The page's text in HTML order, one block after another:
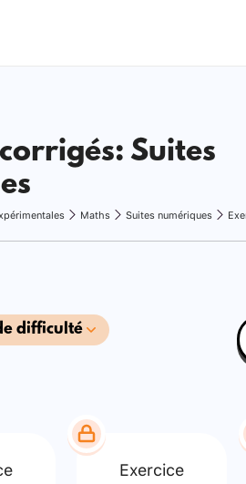
Suites
Maths Suites numériques
difficulté
Exercice